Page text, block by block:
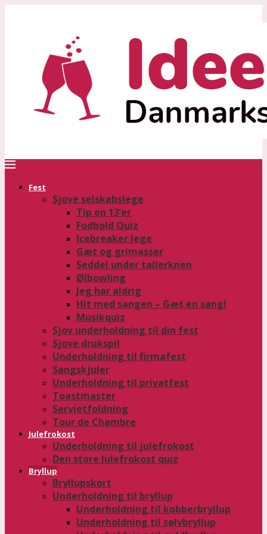
Fest
Sjove selskabslege
Tip en 13’er
Fodbold Quiz
Icebreaker lege
Gæt og grimasser
Seddel under tallerknen
Ølbowling
Jeg har aldrig
Hit med sangen – Gæt en sang!
Musikquiz
Sjov underholdning til din fest
Sjove drukspil
Underholdning til firmafest
Sangskjuler
Underholdning til privatfest
Toastmaster
Servietfoldning
Tour de Chambre
Julefrokost
Underholdning til julefrokost
Den store Julefrokost quiz
Bryllup
Bryllupskort
Underholdning til bryllup
Underholdning til kobberbryllup
Underholdning til sølvbryllup